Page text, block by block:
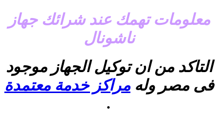
معلومات تهمك عند شرائك جهاز
ناشونال
التاكد من ان توكيل الجهاز موجود
فى مصر ولهمراكز خدمة معتمدة
.